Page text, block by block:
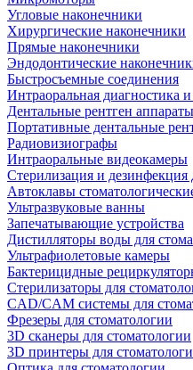
Угловые наконечники
Хирургические наконечники
Прямые наконечники
Эндодонтические
Быстросъемные соединения
Интраоральная диагностика
Дентальные рентген аппараты
Портативные дентальные
Радиовизиографы
Интраоральные видеокамеры
Стерилизация и дезинфекция
Автоклавы
Ультразвуковые ванны
Запечатывающие устройства
Дистилляторы воды для
Ультрафиолетовые камеры
Бактерицидные
Стерилизаторы для
CAD/CAM системы для
Фрезеры для стоматологии
3D cканеры для стоматологии
3D принтеры для